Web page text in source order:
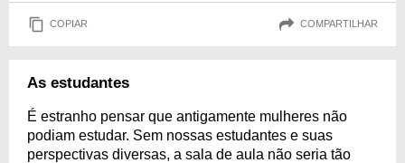
COPIAR COMPARTILHAR
As estudantes
É estranho pensar que antigamente mulheres não
podiam estudar. Sem nossas estudantes e suas
perspectivas diversas, a sala de aula não seria tão